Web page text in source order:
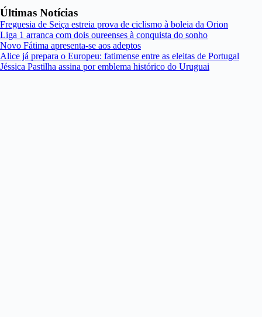
Últimas Notícias
Freguesia de Seiça estreia prova de ciclismo à boleia da Orion
Liga 1 arranca com dois oureenses à conquista do sonho
Novo Fátima apresenta-se aos adeptos
Alice já prepara o Europeu: fatimense entre as eleitas de Portugal
Jéssica Pastilha assina por emblema histórico do Uruguai